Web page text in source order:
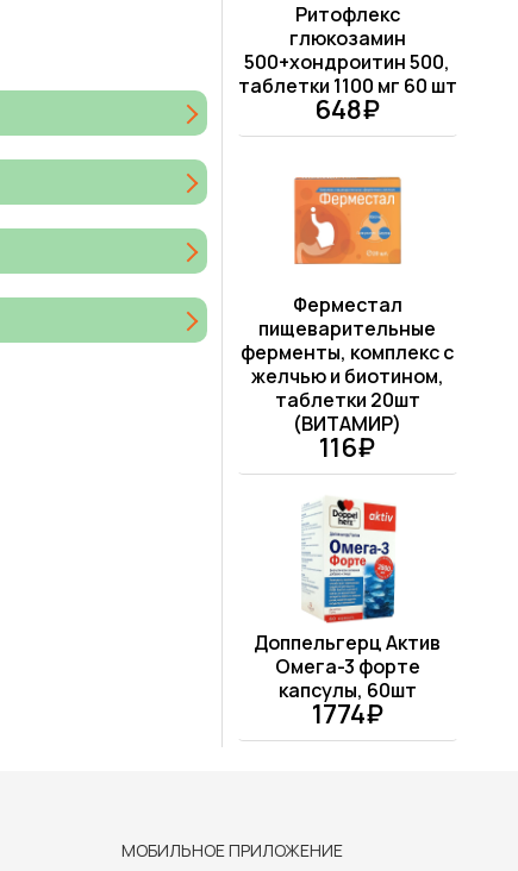
Ритофлекс
глюкозамин
500+хондроитин 500,
таблетки 1100 мг 60 шт
648₽
Ферместал
пищеварительные
ферменты, комплекс с
желчью и биотином,
таблетки 20шт
(ВИТАМИР)
116₽
Доппельгерц Актив
Омега-3 форте
капсулы, 60шт
1774₽
МОБИЛЬНОЕ ПРИЛОЖЕНИЕ